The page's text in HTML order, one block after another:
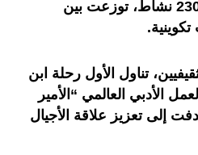
العمومية ودور النشر المشاركة، والتي تجاوز مجموع فقراتها 2300 نشاط، توزعت بين
.
تناول الأول رحلة ابن
الأدبي العالمي “الأمير
إلى تعزيز علاقة الأجيال